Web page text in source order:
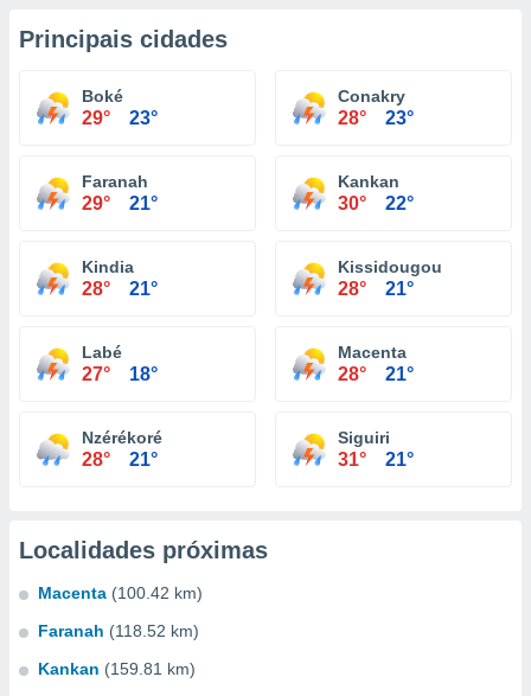
Principais cidades
Boké
29° 23°
Conakry
28° 23°
Faranah
29° 21°
Kankan
30° 22°
Kindia
28° 21°
Kissidougou
28° 21°
Labé
27° 18°
Macenta
28° 21°
Nzérékoré
28° 21°
Siguiri
31° 21°
Localidades próximas
Macenta (100.42 km)
Faranah (118.52 km)
Kankan (159.81 km)